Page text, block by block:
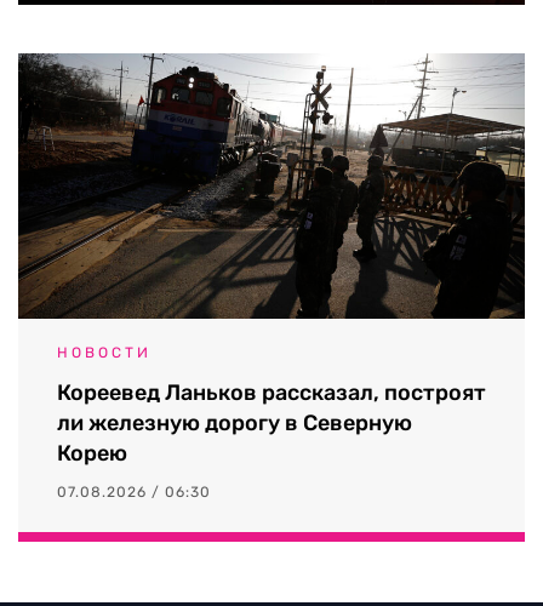
НОВОСТИ
Кореевед Ланьков рассказал, построят
ли железную дорогу в Северную
Корею
07.08.2026 / 06:30